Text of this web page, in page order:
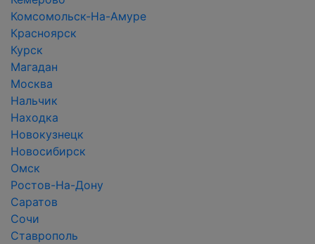
Комсомольск-На-Амуре
Красноярск
Курск
Магадан
Москва
Нальчик
Находка
Новокузнецк
Новосибирск
Омск
Ростов-На-Дону
Саратов
Сочи
Ставрополь